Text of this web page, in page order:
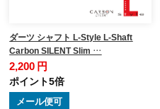
ダーツ シャフト L-Style L-Shaft
Carbon SILENT Slim …
2,200 円
ポイント5倍
メール便可